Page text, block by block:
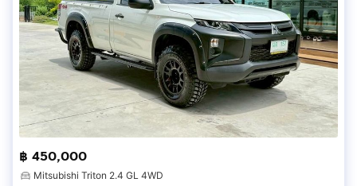
฿ 450,000
Mitsubishi Triton 2.4 GL 4WD